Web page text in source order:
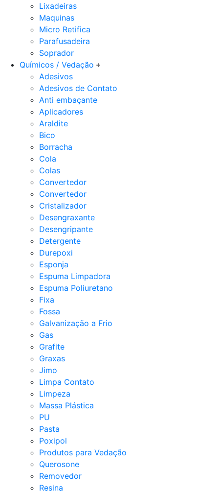
Lixadeiras
Maquinas
Micro Retifica
Parafusadeira
Soprador
Químicos / Vedação
Adesivos
Adesivos de Contato
Anti embaçante
Aplicadores
Araldite
Bico
Borracha
Cola
Colas
Convertedor
Convertedor
Cristalizador
Desengraxante
Desengripante
Detergente
Durepoxi
Esponja
Espuma Limpadora
Espuma Poliuretano
Fixa
Fossa
Galvanização a Frio
Gas
Grafite
Graxas
Jimo
Limpa Contato
Limpeza
Massa Plástica
PU
Pasta
Poxipol
Produtos para Vedação
Querosone
Removedor
Resina